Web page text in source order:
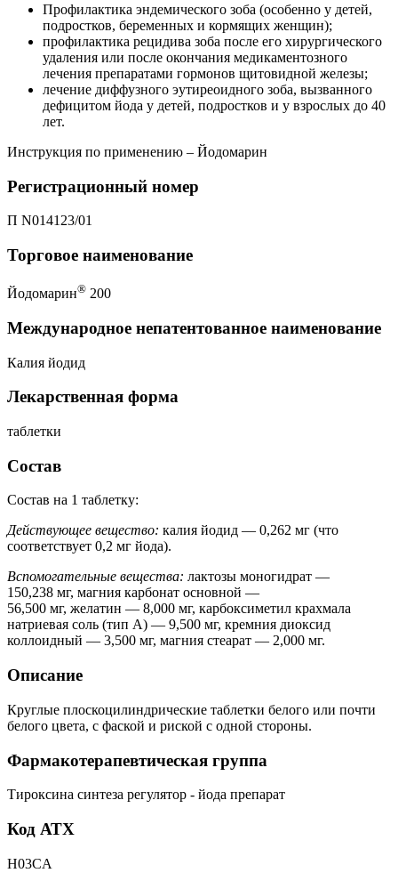
Профилактика эндемического зоба (особенно у детей,
подростков, беременных и кормящих женщин);
профилактика рецидива зоба после его хирургического
удаления или после окончания медикаментозного
лечения препаратами гормонов щитовидной железы;
лечение диффузного эутиреоидного зоба, вызванного
дефицитом йода у детей, подростков и у взрослых до 40
лет.
Инструкция по применению – Йодомарин
Регистрационный номер
П N014123/01
Торговое наименование
Йодомарин® 200
Международное непатентованное наименование
Калия йодид
Лекарственная форма
таблетки
Состав
Состав на 1 таблетку:
Действующее вещество: калия йодид — 0,262 мг (что
соответствует 0,2 мг йода).
Вспомогательные вещества: лактозы моногидрат —
150,238 мг, магния карбонат основной —
56,500 мг, желатин — 8,000 мг, карбоксиметил крахмала
натриевая соль (тип А) — 9,500 мг, кремния диоксид
коллоидный — 3,500 мг, магния стеарат — 2,000 мг.
Описание
Круглые плоскоцилиндрические таблетки белого или почти
белого цвета, с фаской и риской с одной стороны.
Фармакотерапевтическая группа
Тироксина синтеза регулятор - йода препарат
Код АТХ
H03CA